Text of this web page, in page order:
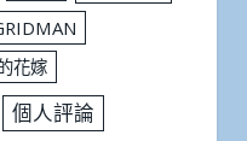
花嫁
個人評論